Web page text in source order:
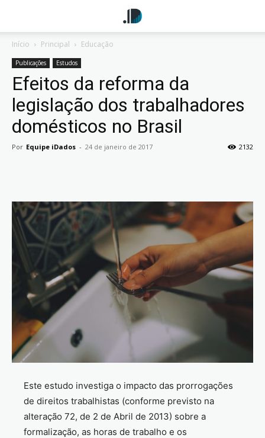
Início Principal Educação
Publicações Estudos
Efeitos da reforma da
legislação dos trabalhadores
domésticos no Brasil
Por Equipe iDados - 24 de janeiro de 2017 2132
Este estudo investiga o impacto das prorrogações
de direitos trabalhistas (conforme previsto na
alteração 72, de 2 de Abril de 2013) sobre a
formalização, as horas de trabalho e os